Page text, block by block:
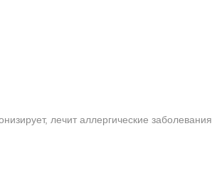
лечит аллергические заболевания,